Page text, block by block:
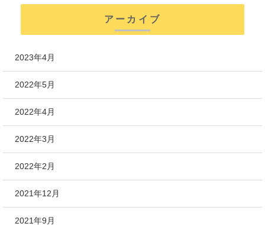
アーカイブ
2023年4月
2022年5月
2022年4月
2022年3月
2022年2月
2021年12月
2021年9月